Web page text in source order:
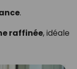
.
raffinée, idéale